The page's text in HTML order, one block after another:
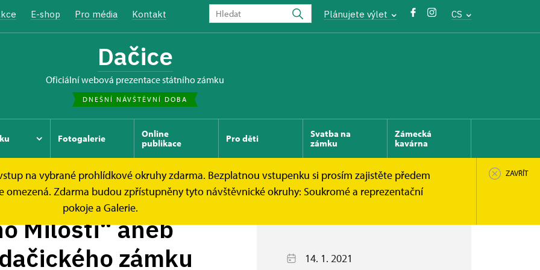
E-shop Pro média Kontakt Plánujete výlet CS
Dačice
oficiální webová prezentace státního zámku
DNEŠNÍ NÁVŠTĚVNÍ DOBA
Fotogalerie
Online
publikace
Pro děti
Svatba na
zámku
Zámecká
kavárna
na vybrané prohlídkové okruhy zdarma. Bezplatnou vstupenku si prosím zajistěte předem
Zdarma budou zpřístupněny tyto návštěvnické okruhy: Soukromé a reprezentační
pokoje a Galerie.
ZAVŘÍT
aneb...
Milosti“ aneb
zámku
14. 1. 2021